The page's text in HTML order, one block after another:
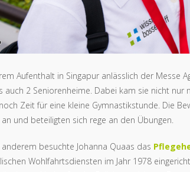
Aufenthalt in Singapur anlässlich der Messe
auch 2 Seniorenheime. Dabei kam sie nicht
Zeit für eine kleine Gymnastikstunde. Die
an und beteiligten sich rege an den Übungen.
besuchte Johanna Quaas das
Wohlfahrtsdiensten im Jahr 1978